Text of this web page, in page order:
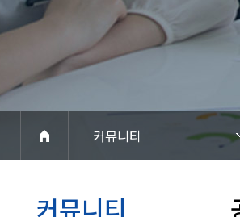
커뮤니티
커뮤니티